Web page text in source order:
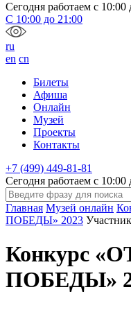
Сегодня работаем с 10:00
С 10:00 до 21:00
ru
en cn
Билеты
Афиша
Онлайн
Музей
Проекты
Контакты
+7 (499) 449-81-81
Сегодня работаем с 10:00
Главная Музей онлайн
ПОБЕДЫ» 2023
Конкурс
ПОБЕДЫ»